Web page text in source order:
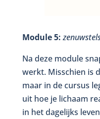
Module 5:
Na deze module
werkt. Misschien is
maar in de cursus
uit hoe je lichaam
in het dagelijks